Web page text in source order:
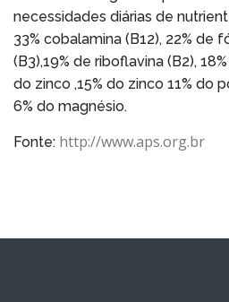
necessidades diárias de
33% cobalamina (B12), 22% de
(B3),19% de riboflavina (B2),
do zinco ,15% do zinco 11% do
6% do magnésio.
Fonte: http://www.aps.org.br